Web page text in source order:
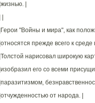
|жизнью. |
|Герои "Войны и мира", как
|относятся прежде всего к
|Толстой нарисовал широкую
|изобразил его со всеми
|паразитизмом,
|отчужденностью от народа. |